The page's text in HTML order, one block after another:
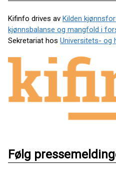
Kifinfo drives av Kilden
kjønnsbalanse og mangfold i
Sekretariat hos Universitets- og
Følg